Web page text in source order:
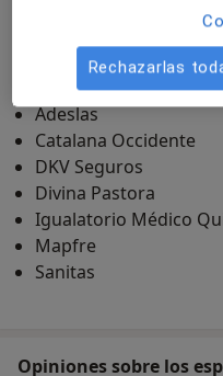
Calle Morgan, 2b, Bilbao
Aseguradoras
Adeslas
Catalana Occidente
DKV Seguros
Divina Pastora
Igualatorio Médico
Mapfre
Sanitas
Opiniones sobre los
Rechazarlas